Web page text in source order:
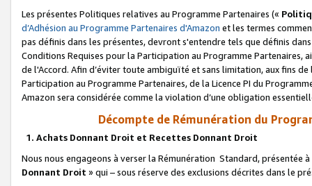
Les présentes Politiques relatives au Programme Partenaires («
d’Adhésion au Programme Partenaires d'Amazon et les termes
pas définis dans les présentes, devront s'entendre tels que définis
Conditions Requises pour la Participation au Programme Partenaires,
de l'Accord. Afin d’éviter toute ambiguïté et sans limitation, aux fins
Participation au Programme Partenaires, de la Licence PI du
Amazon sera considérée comme la violation d’une obligation
Décompte de Rémunération du
1. Achats Donnant Droit et Recettes Donnant Droit
Nous nous engageons à verser la Rémunération Standard, présentée
Donnant Droit » qui – sous réserve des exclusions décrites dans le